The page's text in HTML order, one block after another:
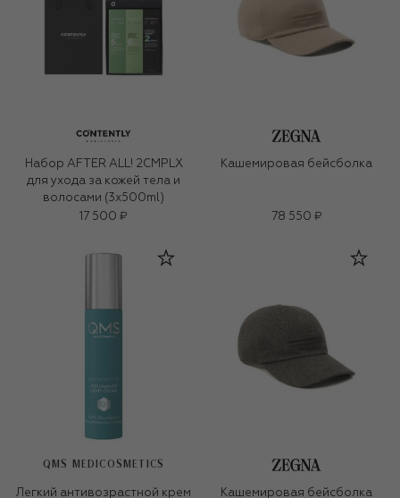
Набор AFTER ALL! 2CMPLX
для ухода за кожей тела и
волосами (3x500ml)
17 500 ₽
Кашемировая бейсболка
78 550 ₽
QMS MEDICOSMETICS
Легкий антивозрастной крем Кашемировая бейсболка